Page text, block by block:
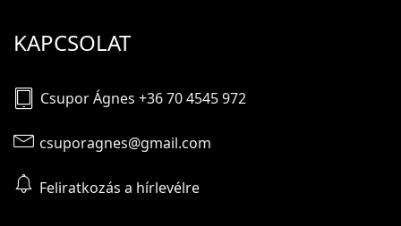
KAPCSOLAT
Csupor Ágnes +36 70 4545 972
csuporagnes@gmail.com
Feliratkozás a hírlevélre